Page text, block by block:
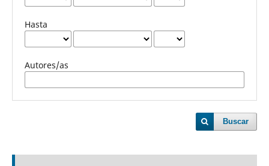
Hasta
Autores/as
Buscar